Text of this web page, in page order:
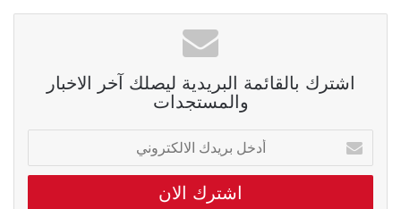
اشترك بالقائمة البريدية ليصلك آخر الاخبار
والمستجدات
أدخل
بريدك
الالكتروني